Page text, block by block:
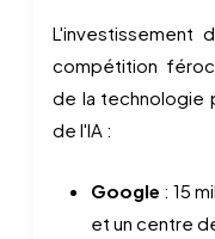
L'investissement
compétition
de la technologie
de l'IA :
Google : 15
et un centre